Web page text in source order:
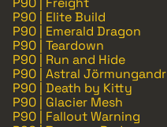
P90 | Elite Build
P90 | Emerald Dragon
P90 | Teardown
P90 | Run and Hide
P90 | Astral Jörmungandr
P90 | Death by Kitty
P90 | Glacier Mesh
P90 | Fallout Warning